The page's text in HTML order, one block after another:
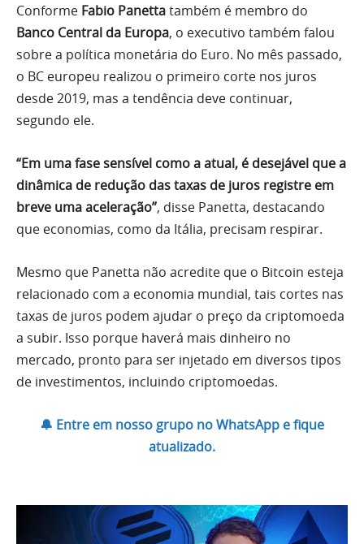
Conforme Fabio Panettatambém é membro do
Banco Central da Europa, o executivo também falou
sobre a política monetária do Euro. No mês passado,
o BC europeu realizou o primeiro corte nos juros
desde 2019, mas a tendência deve continuar,
segundo ele.
“Em uma fase sensível como a atual, é desejável que a
dinâmica de redução das taxas de juros registre em
breve uma aceleração”, disse Panetta, destacando
que economias, como da Itália, precisam respirar.
Mesmo que Panetta não acredite que o Bitcoin esteja
relacionado com a economia mundial, tais cortes nas
taxas de juros podem ajudar o preço da criptomoeda
a subir. Isso porque haverá mais dinheiro no
mercado, pronto para ser injetado em diversos tipos
de investimentos, incluindo criptomoedas.
🔔 Entre em nosso grupo no WhatsApp e fique
atualizado.